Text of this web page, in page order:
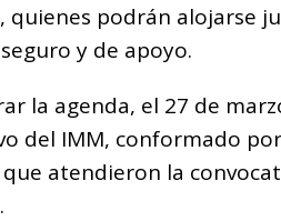
quienes podrán alojarse
y de apoyo.
la agenda, el 27 de
del IMM, conformado
atendieron la